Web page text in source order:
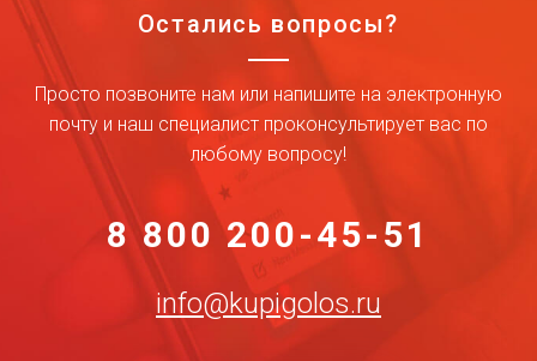
Остались вопросы?
Просто позвоните нам или напишите на электронную
почту и наш специалист проконсультирует вас по
любому вопросу!
8 800 200-45-51
info@kupigolos.ru